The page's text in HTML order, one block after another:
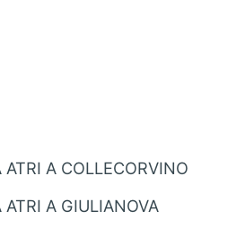
ATRI A COLLECORVINO
ATRI A GIULIANOVA